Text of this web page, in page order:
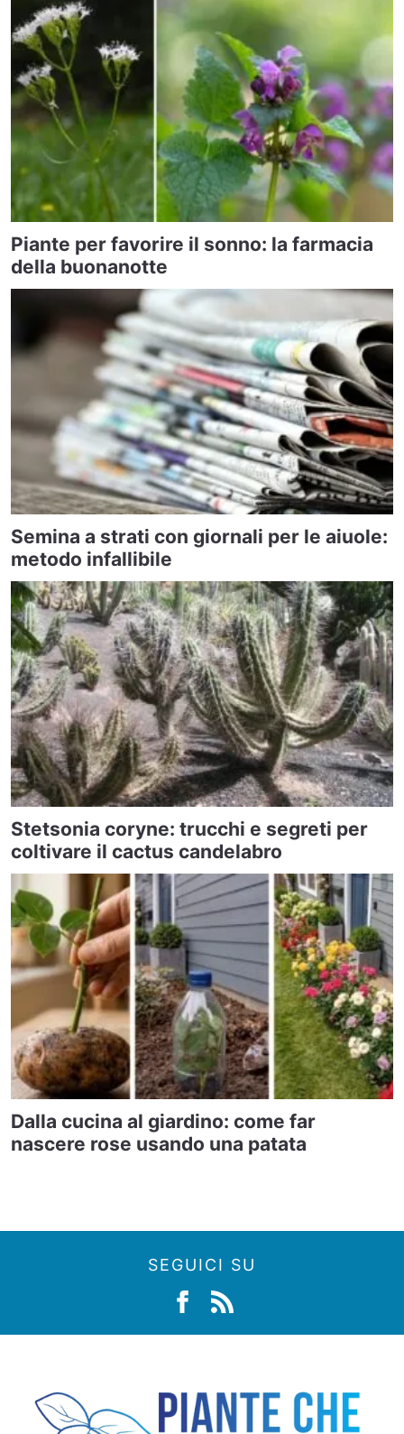
Piante per favorire il sonno: la farmacia
della buonanotte
Semina a strati con giornali per le aiuole:
metodo infallibile
Stetsonia coryne: trucchi e segreti per
coltivare il cactus candelabro
Dalla cucina al giardino: come far
nascere rose usando una patata
SEGUICI SU